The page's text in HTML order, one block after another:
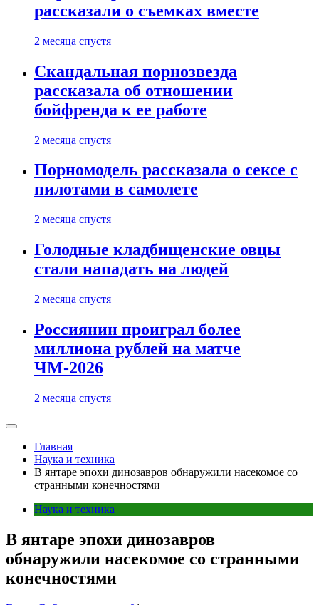
рассказали о съемках вместе
2 месяца спустя
Скандальная порнозвезда
рассказала об отношении
бойфренда к ее работе
2 месяца спустя
Порномодель рассказала о сексе с
пилотами в самолете
2 месяца спустя
Голодные кладбищенские овцы
стали нападать на людей
2 месяца спустя
Россиянин проиграл более
миллиона рублей на матче
ЧМ-2026
2 месяца спустя
Главная
Наука и техника
В янтаре эпохи динозавров обнаружили насекомое со
странными конечностями
Наука и техника
В янтаре эпохи динозавров
обнаружили насекомое со странными
конечностями